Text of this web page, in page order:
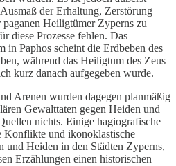
der Erhaltung, Zerstörung
Heiligtümer Zyperns zu
diese Prozesse fehlen. Das
Paphos scheint die Erdbeben des
während das Heiligtum des Zeus
kurz danach aufgegeben wurde.
Arenen wurden dagegen planmäßig
Gewalttaten gegen Heiden und
nichts. Einige hagiografische
Konflikte und ikonoklastische
und Heiden in den Städten Zyperns,
Erzählungen einen historischen